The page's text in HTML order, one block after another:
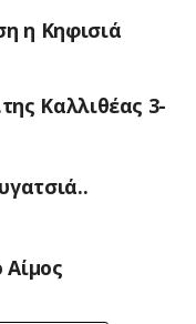
η Κηφισιά
Καλλιθέας 3-
Αίμος